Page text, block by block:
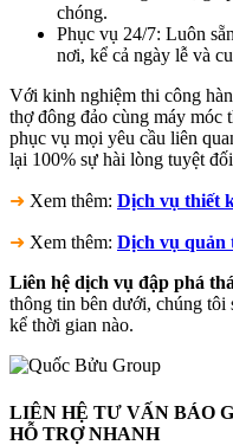
chóng.
Phục vụ 24/7: Luôn
nơi, kể cả ngày lễ và
Với kinh nghiệm thi công
thợ đông đảo cùng máy móc
phục vụ mọi yêu cầu liên
lại 100% sự hài lòng tuyệt
➜ Xem thêm: Dịch vụ thiết
➜ Xem thêm: Dịch vụ quản
Liên hệ dịch vụ đập phá
thông tin bên dưới, chúng tôi
kể thời gian nào.
LIÊN HỆ TƯ VẤN BÁO
HỖ TRỢ NHANH